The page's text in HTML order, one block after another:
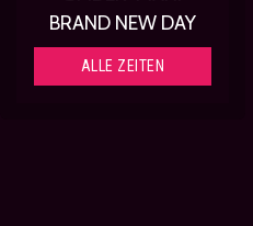
BRAND NEW DAY
ALLE ZEITEN